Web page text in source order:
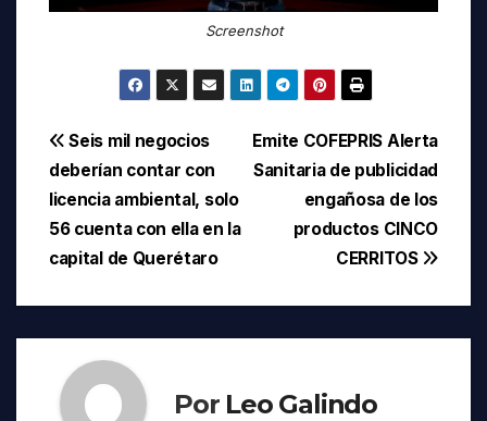
Screenshot
Navegación
de
entradas
Emite COFEPRIS Alerta
Sanitaria de publicidad
engañosa de los
productos CINCO
CERRITOS
Seis mil negocios
deberían contar con
licencia ambiental, solo
56 cuenta con ella en la
capital de Querétaro
Por Leo Galindo